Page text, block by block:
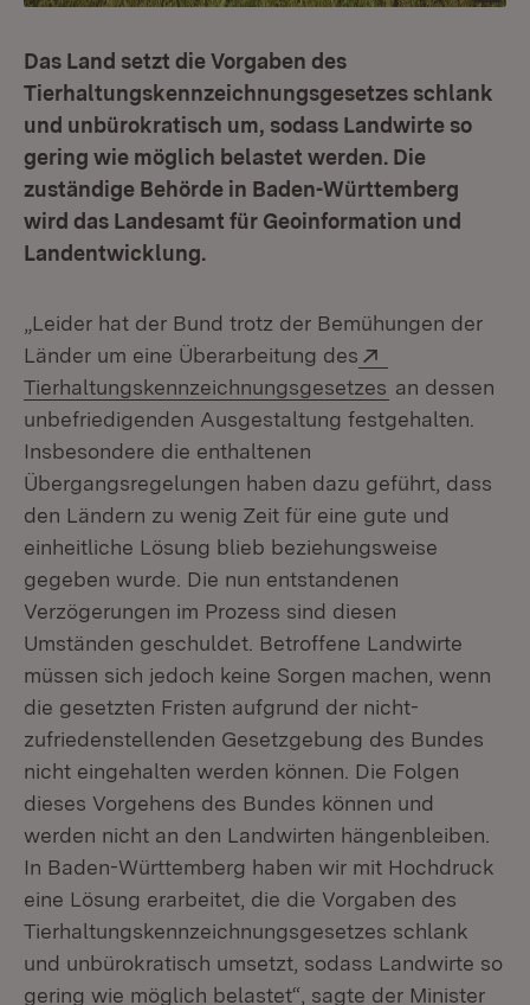
Das Land setzt die Vorgaben des
Tierhaltungskennzeichnungsgesetzes schlank
und unbürokratisch um, sodass Landwirte so
gering wie möglich belastet werden. Die
zuständige Behörde in Baden-Württemberg
wird das Landesamt für Geoinformation und
Landentwicklung.
„Leider hat der Bund trotz der Bemühungen der
Länder um eine Überarbeitung des
Tierhaltungskennzeichnungsgesetzes (Öffnet in
an dessen
unbefriedigenden Ausgestaltung festgehalten.
Insbesondere die enthaltenen
Übergangsregelungen haben dazu geführt, dass
den Ländern zu wenig Zeit für eine gute und
einheitliche Lösung blieb beziehungsweise
gegeben wurde. Die nun entstandenen
Verzögerungen im Prozess sind diesen
Umständen geschuldet. Betroffene Landwirte
müssen sich jedoch keine Sorgen machen, wenn
die gesetzten Fristen aufgrund der nicht-
zufriedenstellenden Gesetzgebung des Bundes
nicht eingehalten werden können. Die Folgen
dieses Vorgehens des Bundes können und
werden nicht an den Landwirten hängenbleiben.
In Baden-Württemberg haben wir mit Hochdruck
eine Lösung erarbeitet, die die Vorgaben des
Tierhaltungskennzeichnungsgesetzes schlank
und unbürokratisch umsetzt, sodass Landwirte so
gering wie möglich belastet“, sagte der Minister